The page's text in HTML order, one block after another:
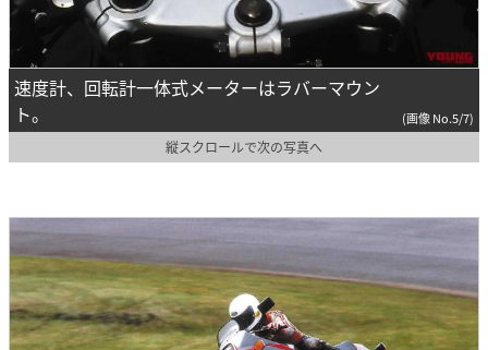
速度計、回転計一体式メーターはラバーマウン
ト。
(画像 No.5/7)
縦スクロールで次の写真へ